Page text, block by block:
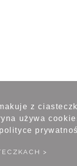
z
używa
>